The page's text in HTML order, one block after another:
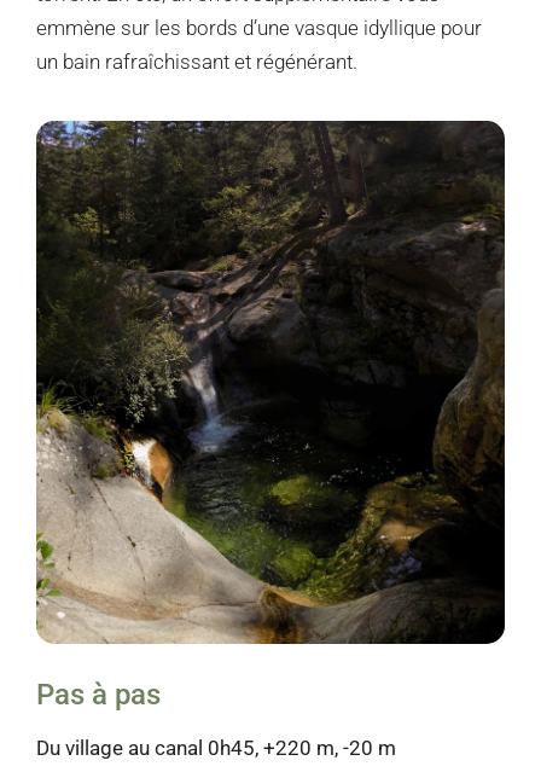
emmène sur les bords d’une vasque idyllique pour
un bain rafraîchissant et régénérant.
Pas à pas
Du village au canal 0h45, +220 m, -20 m